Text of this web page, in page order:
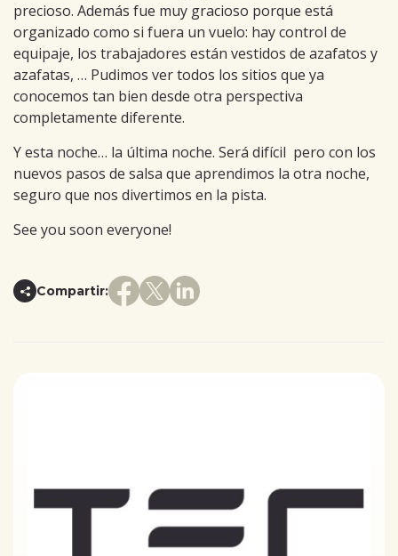
precioso. Además fue muy gracioso porque está
organizado como si fuera un vuelo: hay control de
equipaje, los trabajadores están vestidos de azafatos y
azafatas, … Pudimos ver todos los sitios que ya
conocemos tan bien desde otra perspectiva
completamente diferente.
Y esta noche… la última noche. Será difícil pero con los
nuevos pasos de salsa que aprendimos la otra noche,
seguro que nos divertimos en la pista.
See you soon everyone!
Compartir: